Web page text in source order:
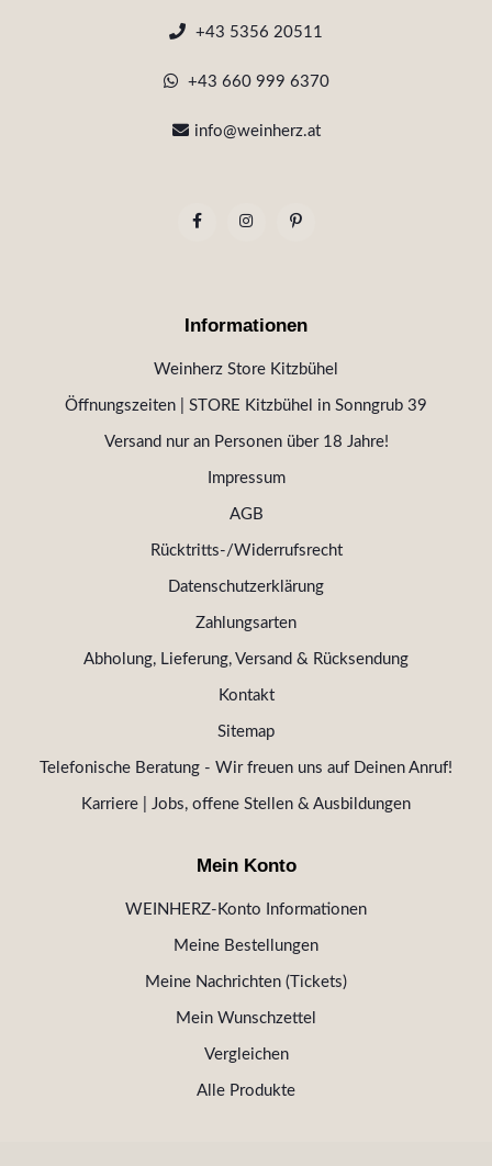
+43 5356 20511
+43 660 999 6370
info@weinherz.at
Informationen
Weinherz Store Kitzbühel
Öffnungszeiten | STORE Kitzbühel in Sonngrub 39
Versand nur an Personen über 18 Jahre!
Impressum
AGB
Rücktritts-/Widerrufsrecht
Datenschutzerklärung
Zahlungsarten
Abholung, Lieferung, Versand & Rücksendung
Kontakt
Sitemap
Telefonische Beratung - Wir freuen uns auf Deinen Anruf!
Karriere | Jobs, offene Stellen & Ausbildungen
Mein Konto
WEINHERZ-Konto Informationen
Meine Bestellungen
Meine Nachrichten (Tickets)
Mein Wunschzettel
Vergleichen
Alle Produkte